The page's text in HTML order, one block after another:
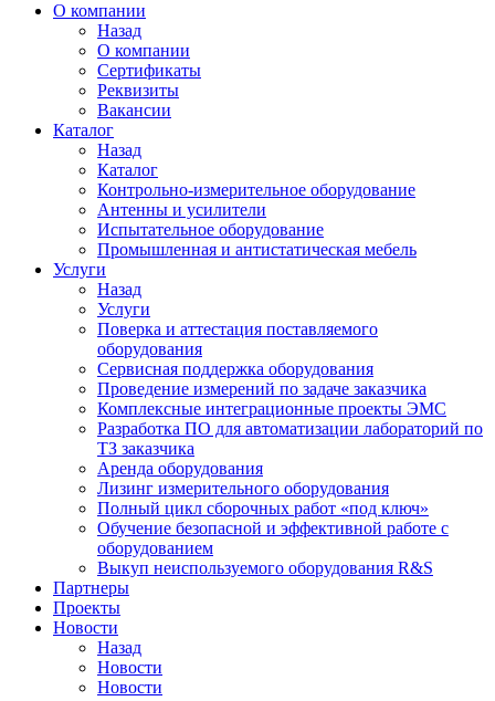
О компании
Назад
О компании
Сертификаты
Реквизиты
Вакансии
Каталог
Назад
Каталог
Контрольно-измерительное оборудование
Антенны и усилители
Испытательное оборудование
Промышленная и антистатическая мебель
Услуги
Назад
Услуги
Поверка и аттестация поставляемого
оборудования
Сервисная поддержка оборудования
Проведение измерений по задаче заказчика
Комплексные интеграционные проекты ЭМС
Разработка ПО для автоматизации лабораторий по
ТЗ заказчика
Аренда оборудования
Лизинг измерительного оборудования
Полный цикл сборочных работ «под ключ»
Обучение безопасной и эффективной работе с
оборудованием
Выкуп неиспользуемого оборудования R&S
Партнеры
Проекты
Новости
Назад
Новости
Новости